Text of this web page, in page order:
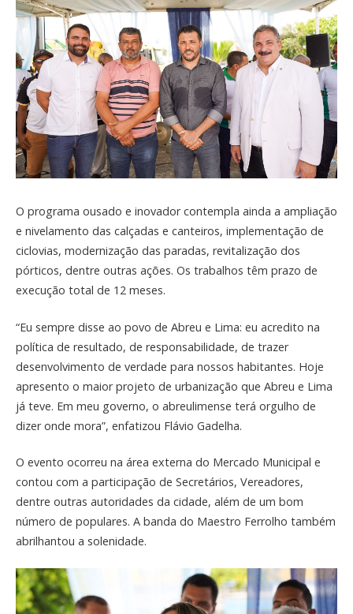
O programa ousado e inovador contempla ainda a ampliação
e nivelamento das calçadas e canteiros, implementação de
ciclovias, modernização das paradas, revitalização dos
pórticos, dentre outras ações. Os trabalhos têm prazo de
execução total de 12 meses.
“Eu sempre disse ao povo de Abreu e Lima: eu acredito na
política de resultado, de responsabilidade, de trazer
desenvolvimento de verdade para nossos habitantes. Hoje
apresento o maior projeto de urbanização que Abreu e Lima
já teve. Em meu governo, o abreulimense terá orgulho de
dizer onde mora”, enfatizou Flávio Gadelha.
O evento ocorreu na área externa do Mercado Municipal e
contou com a participação de Secretários, Vereadores,
dentre outras autoridades da cidade, além de um bom
número de populares. A banda do Maestro Ferrolho também
abrilhantou a solenidade.